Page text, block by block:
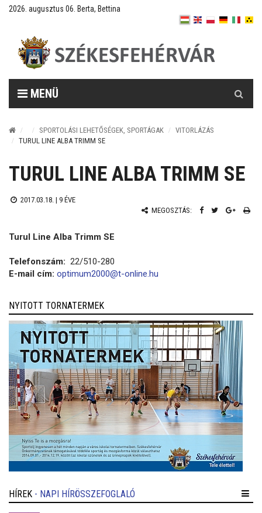
2026. augusztus 06. Berta, Bettina
MENÜ
SPORTOLÁSI LEHETŐSÉGEK, SPORTÁGAK
VITORLÁZÁS
TURUL LINE ALBA TRIMM SE
TURUL LINE ALBA TRIMM SE
2017.03.18. | 9 ÉVE
MEGOSZTÁS:
Turul Line Alba Trimm SE
Telefonszám: 22/510-280
E-mail cím: optimum2000@t-online.hu
NYITOTT TORNATERMEK
HÍREK - NAPI HÍRÖSSZEFOGLALÓ